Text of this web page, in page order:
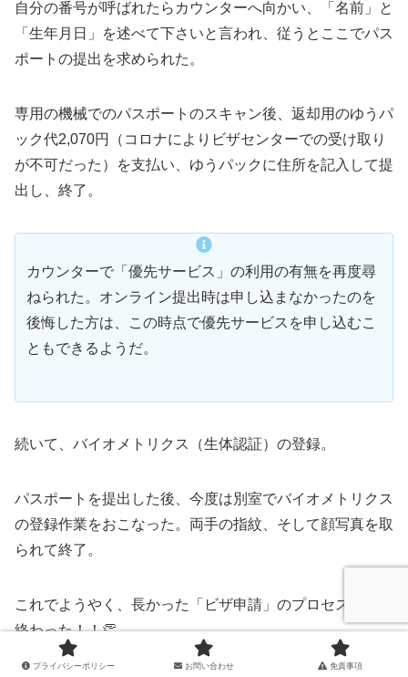
自分の番号が呼ばれたらカウンターへ向かい、「名前」と
「生年月日」を述べて下さいと言われ、従うとここでパス
ポートの提出を求められた。
専用の機械でのパスポートのスキャン後、返却用のゆうパ
ック代2,070円（コロナによりビザセンターでの受け取り
が不可だった）を支払い、ゆうパックに住所を記入して提
出し、終了。
カウンターで「優先サービス」の利用の有無を再度尋
ねられた。オンライン提出時は申し込まなかったのを
後悔した方は、この時点で優先サービスを申し込むこ
ともできるようだ。
続いて、バイオメトリクス（生体認証）の登録。
パスポートを提出した後、今度は別室でバイオメトリクス
の登録作業をおこなった。両手の指紋、そして顔写真を取
られて終了。
これでようやく、長かった「ビザ申請」のプロセスが全て
終わった！！👏
プライバシーポリシー お問い合わせ 免責事項